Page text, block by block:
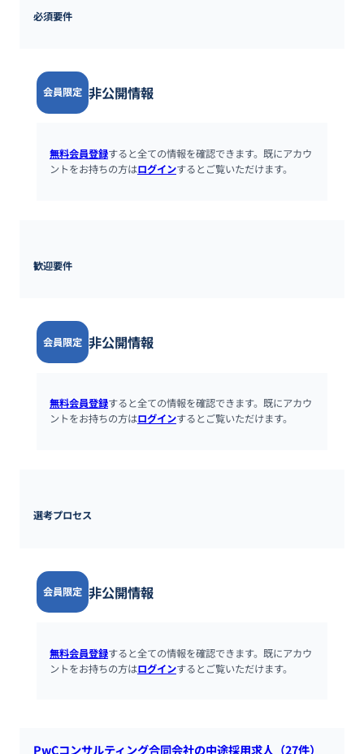
必須要件
会員限定 非公開情報
無料会員登録すると全ての情報を確認できます。既にアカウ
ントをお持ちの方はログインするとご覧いただけます。
歓迎要件
会員限定 非公開情報
無料会員登録すると全ての情報を確認できます。既にアカウ
ントをお持ちの方はログインするとご覧いただけます。
選考プロセス
会員限定 非公開情報
無料会員登録すると全ての情報を確認できます。既にアカウ
ントをお持ちの方はログインするとご覧いただけます。
PwCコンサルティング合同会社の中途採用求人（27件）